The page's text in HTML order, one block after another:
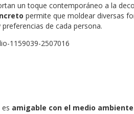
un toque contemporáneo a la
permite que moldear diversas
de cada persona.
amigable con el medio